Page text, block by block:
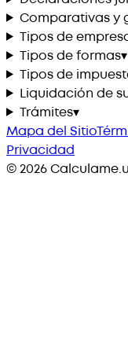
Comparativas y
Tipos de
Tipos de formas▾
Tipos de
Liquidación de
Trámites▾
Mapa del Sitio
Privacidad
©2026